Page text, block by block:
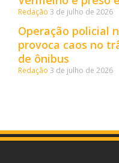
Redação 3 de julho de 2026
Operação policial
provoca caos no
de ônibus
Redação 3 de julho de 2026